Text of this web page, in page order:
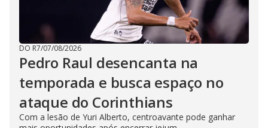
DO R7/07/08/2026
Pedro Raul desencanta na
temporada e busca espaço no
ataque do Corinthians
Com a lesão de Yuri Alberto, centroavante pode ganhar